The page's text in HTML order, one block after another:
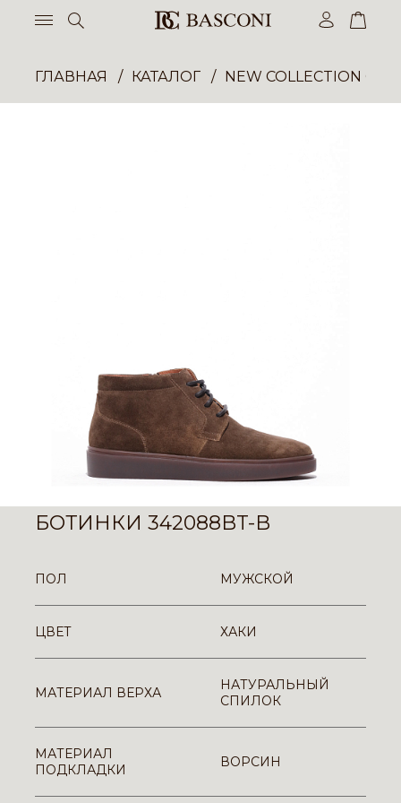
ГЛАВНАЯ КАТАЛОГ NEW COLLECTION
БОТИНКИ 342088BT-B
ПОЛ МУЖСКОЙ
ЦВЕТ ХАКИ
МАТЕРИАЛ ВЕРХА
НАТУРАЛЬНЫЙ
СПИЛОК
МАТЕРИАЛ
ПОДКЛАДКИ
ВОРСИН